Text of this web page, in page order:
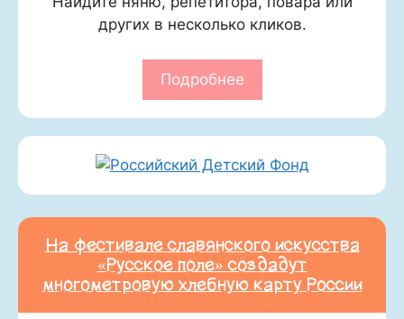
других в несколько кликов.
Подробнее
На фестивале славянского искусства
«Русское поле» создадут
многометровую хлебную карту России